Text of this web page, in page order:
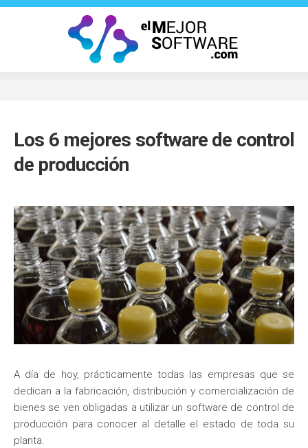
Saltar
Los 6 mejores software de control
de producción
A día de hoy, prácticamente todas las empresas que se
dedican a la fabricación, distribución y comercialización de
bienes se ven obligadas a utilizar un software de control de
producción para conocer al detalle el estado de toda su
planta.